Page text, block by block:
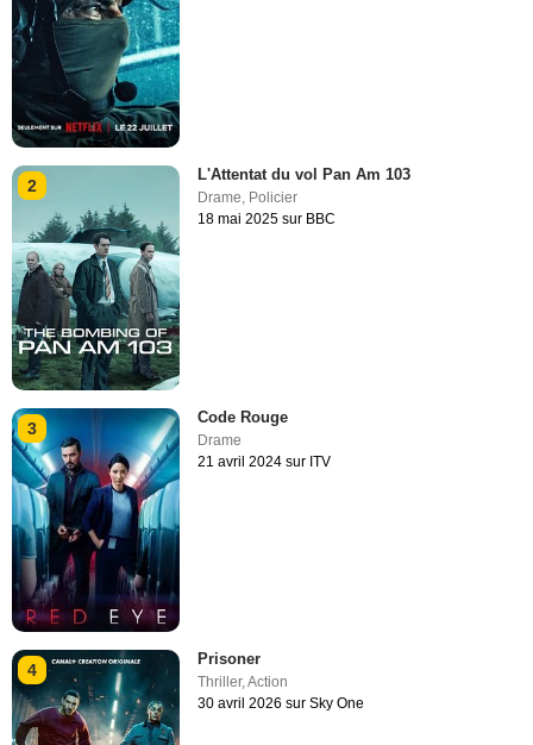
2
L'Attentat du vol Pan Am 103
Drame, Policier
18 mai 2025 sur BBC
3
Code Rouge
Drame
21 avril 2024 sur ITV
4
Prisoner
Thriller,Action
30 avril 2026 sur Sky One